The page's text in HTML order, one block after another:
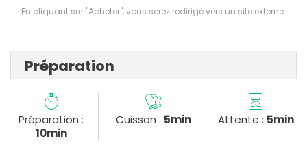
En cliquant sur "Acheter", vous serez redirigé vers un site externe.
Préparation
Préparation :
10min
Cuisson : 5min Attente : 5min